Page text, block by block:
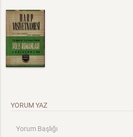
YORUM YAZ
Yorum Başlığı